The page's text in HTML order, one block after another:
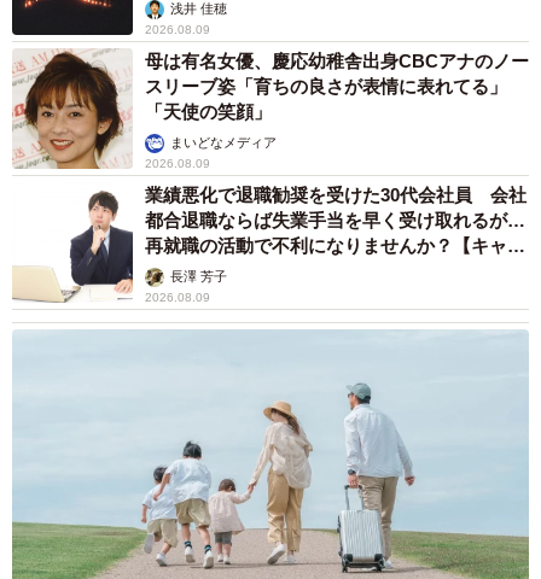
浅井 佳穂
2026.08.09
母は有名女優、慶応幼稚舎出身CBCアナのノー
スリーブ姿「育ちの良さが表情に表れてる」
「天使の笑顔」
まいどなメディア
2026.08.09
業績悪化で退職勧奨を受けた30代会社員 会社
都合退職ならば失業手当を早く受け取れるが…
再就職の活動で不利になりませんか？【キャリ
アカウンセラーが解説】
長澤 芳子
2026.08.09